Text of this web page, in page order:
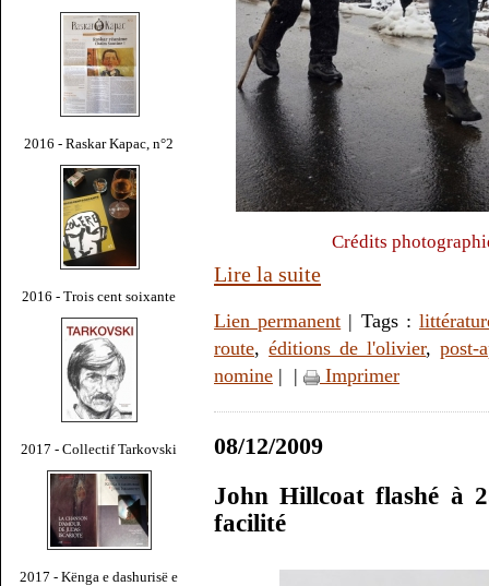
2016 - Raskar Kapac, n°2
2016 - Trois cent soixante
2017 - Collectif Tarkovski
2017 - Kënga e dashurisë e
Crédits
Lire la suite
Lien permanent | Tags :
route,éditions de l'olivier,post-
nomine | | Imprimer
08/12/2009
John Hillcoat flashé à
facilité